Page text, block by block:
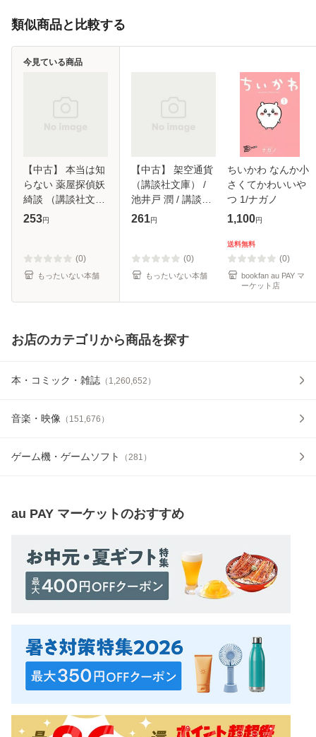
類似商品と比較する
【中古】 本当は知
らない 薬屋探偵妖
綺談 （講談社文
庫） / 高里 椎奈 /
253円
(0)
もったいない本舗
今見ている商品
【中古】 架空通貨
（講談社文庫） /
池井戸 潤 / 講談社
[文庫]【メール便送
261円
(0)
もったいない本舗
ちいかわ なんか小
さくてかわいいや
つ 1/ナガノ
1,100円
送料無料
(0)
bookfan au PAY マ
ーケット店
お店のカテゴリから商品を探す
本・コミック・雑誌 （ 1,260,652 ）
音楽・映像 （ 151,676 ）
ゲーム機・ゲームソフト （281 ）
au PAY マーケットのおすすめ